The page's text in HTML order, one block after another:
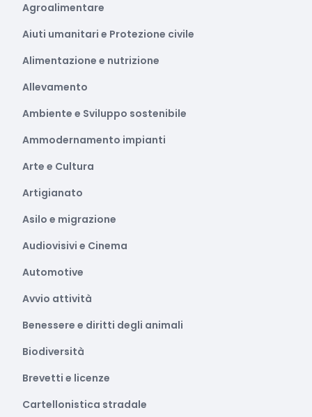
Agroalimentare
Aiuti umanitari e Protezione civile
Alimentazione e nutrizione
Allevamento
Ambiente e Sviluppo sostenibile
Ammodernamento impianti
Arte e Cultura
Artigianato
Asilo e migrazione
Audiovisivi e Cinema
Automotive
Avvio attività
Benessere e diritti degli animali
Biodiversità
Brevetti e licenze
Cartellonistica stradale